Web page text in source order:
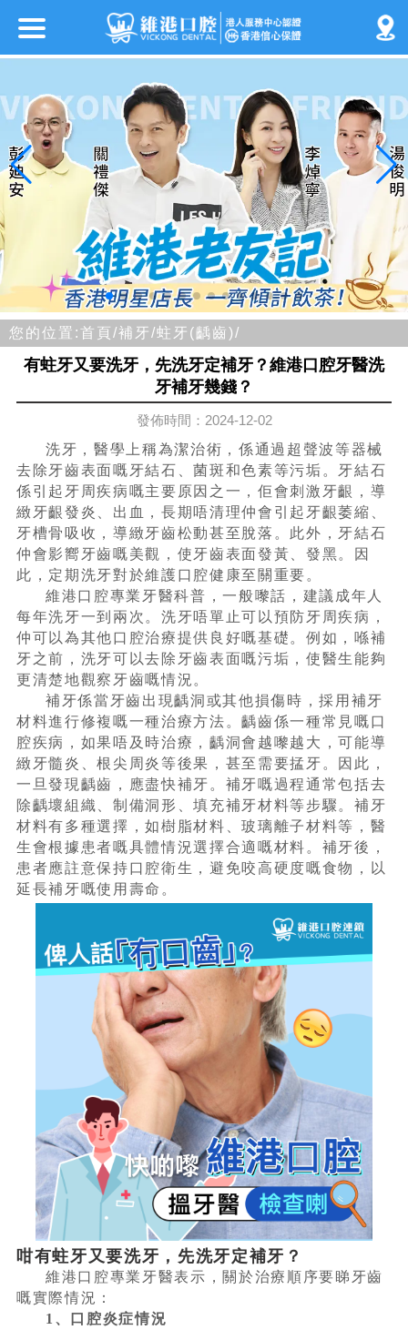
您的位置:首頁/補牙/蛀牙(齲齒)/
有蛀牙又要洗牙，先洗牙定補牙？維港口腔牙醫洗
牙補牙幾錢？
發佈時間：2024-12-02
洗牙，醫學上稱為潔治術，係通過超聲波等器械
去除牙齒表面嘅牙結石、菌斑和色素等污垢。牙結石
係引起牙周疾病嘅主要原因之一，佢會刺激牙齦，導
緻牙齦發炎、出血，長期唔清理仲會引起牙齦萎縮、
牙槽骨吸收，導緻牙齒松動甚至脫落。此外，牙結石
仲會影嚮牙齒嘅美觀，使牙齒表面發黃、發黑。因
此，定期洗牙對於維護口腔健康至關重要。
維港口腔專業牙醫科普，一般嚟話，建議成年人
每年洗牙一到兩次。洗牙唔單止可以預防牙周疾病，
仲可以為其他口腔治療提供良好嘅基礎。例如，喺補
牙之前，洗牙可以去除牙齒表面嘅污垢，使醫生能夠
更清楚地觀察牙齒嘅情況。
補牙係當牙齒出現齲洞或其他損傷時，採用補牙
材料進行修複嘅一種治療方法。齲齒係一種常見嘅口
腔疾病，如果唔及時治療，齲洞會越嚟越大，可能導
緻牙髓炎、根尖周炎等後果，甚至需要掹牙。因此，
一旦發現齲齒，應盡快補牙。補牙嘅過程通常包括去
除齲壞組織、制備洞形、填充補牙材料等步驟。補牙
材料有多種選擇，如樹脂材料、玻璃離子材料等，醫
生會根據患者嘅具體情況選擇合適嘅材料。補牙後，
患者應註意保持口腔衛生，避免咬高硬度嘅食物，以
延長補牙嘅使用壽命。
咁有蛀牙又要洗牙，先洗牙定補牙？
維港口腔專業牙醫表示，關於治療順序要睇牙齒
嘅實際情況：
1、口腔炎症情況